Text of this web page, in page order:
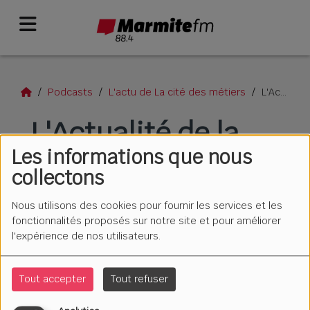
Les informations que nous
collectons
Nous utilisons des cookies pour fournir les services et les
fonctionnalités proposés sur notre site et pour améliorer
l'expérience de nos utilisateurs.
Tout accepter Tout refuser
Podcasts L'actu de La cité des métiers L'Actualité de la Cité des Métiers - Jusqu'au 17 avril
L'Actualité de la
Cité des Métiers -
Jusqu'au 17 avril